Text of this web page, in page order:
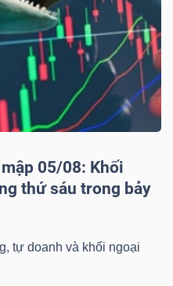
05/08: Khối
thứ sáu trong bảy
tự doanh và khối ngoại